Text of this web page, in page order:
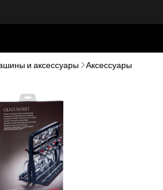
и аксессуары Аксессуары